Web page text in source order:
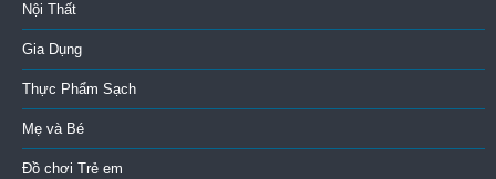
Nội Thất
Gia Dụng
Thực Phẩm Sạch
Mẹ và Bé
Đồ chơi Trẻ em